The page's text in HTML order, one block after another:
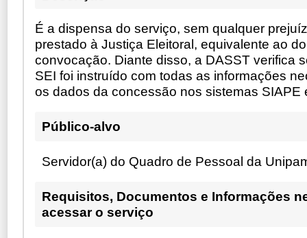
É a dispensa do serviço, sem qualquer
prestado à Justiça Eleitoral, equivalente ao
convocação. Diante disso, a DASST verifica
SEI foi instruído com todas as informações
os dados da concessão nos sistemas SIAPE
Público-alvo
Servidor(a) do Quadro de Pessoal da
Requisitos, Documentos e Informações
acessar o serviço